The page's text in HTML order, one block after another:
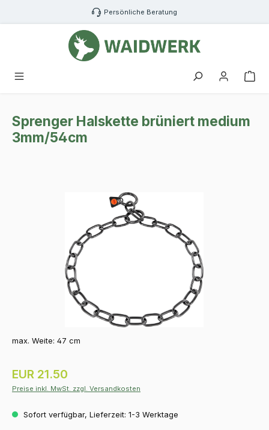
Zum Hauptinhalt springen Persönliche Beratung
Sprenger Halskette brüniert medium
3mm/54cm
max. Weite: 47 cm
Regulärer Preis:
EUR 21.50
Preise inkl. MwSt. zzgl. Versandkosten
Sofort verfügbar, Lieferzeit: 1-3 Werktage